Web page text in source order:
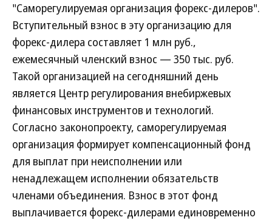
"Саморегулируемая организация форекс-дилеров".
Вступительный взнос в эту организацию для
форекс-дилера составляет 1 млн руб.,
ежемесячный членский взнос — 350 тыс. руб.
Такой организацией на сегодняшний день
является Центр регулирования внебиржевых
финансовых инструментов и технологий.
Согласно законопроекту, саморегулируемая
организация формирует компенсационный фонд
для выплат при неисполнении или
ненадлежащем исполнении обязательств
членами объединения. Взнос в этот фонд
выплачивается форекс-дилерами единовременно